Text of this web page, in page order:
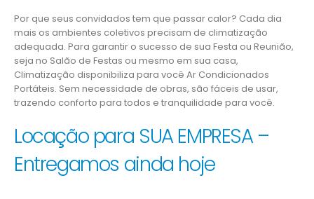
Por que seus convidados tem que passar calor? Cada dia
mais os ambientes coletivos precisam de climatização
adequada. Para garantir o sucesso de sua Festa ou Reunião,
seja no Salão de Festas ou mesmo em sua casa,
Climatização disponibiliza para você Ar Condicionados
Portáteis. Sem necessidade de obras, são fáceis de usar,
trazendo conforto para todos e tranquilidade para você.
Locação para SUA EMPRESA –
Entregamos ainda hoje